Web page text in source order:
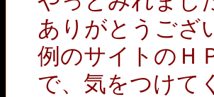
ありがとうござ
例のサイトのＨ
で、気をつけて